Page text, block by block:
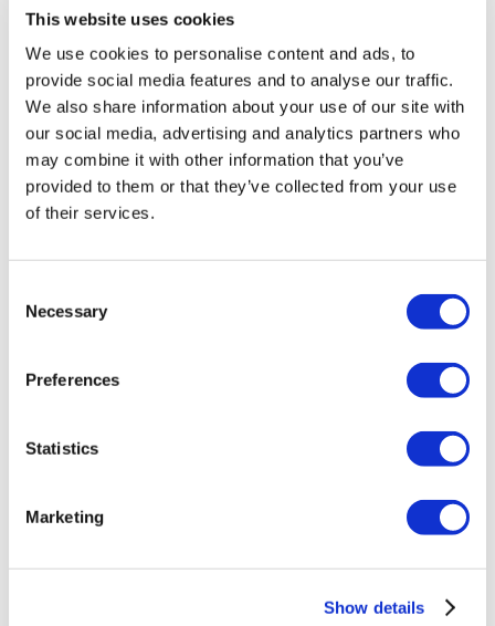
This website uses cookies
We use cookies to personalise content and ads, to
provide social media features and to analyse our traffic.
We also share information about your use of our site with
our social media, advertising and analytics partners who
may combine it with other information that you’ve
provided to them or that they’ve collected from your use
of their services.
Selection
Necessary
Preferences
Statistics
Marketing
Show details
Ginecomastie Turcia
Implant Dentar Turcia
Fațete Dentare Turcia
Coroane Dentare Turcia
Liposucție Turcia
Chirurgie Bariatrică Turcia
Bypass Gastric Turcia
Stomatologie Turcia
Lifting Brazilian Turcia
Transplant De Păr Turcia
Chirurgie plastică Turcia
Clinici Populare
Istanbul European Center
YeahSmile
Kamol Cosmetic Hospital